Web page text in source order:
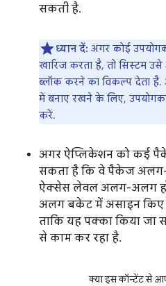
सकती है.
ध्यान दें: अगर कोई
खारिज करता है, तो सिस्टम
ब्लॉक करने का विकल्प देता
में बनाए रखने के लिए,
करें.
अगर ऐप्लिकेशन को कई
सकता है कि वे पैकेज
ऐक्सेस लेवल अलग-अलग
अलग बकेट में असाइन
ताकि यह पक्का किया जा
से काम कर रहा है.
क्या इस कॉन्टेंट से